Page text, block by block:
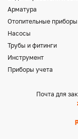
Арматура
Отопительные приборы
Насосы
Трубы и фитинги
Инструмент
Приборы учета
Почта для